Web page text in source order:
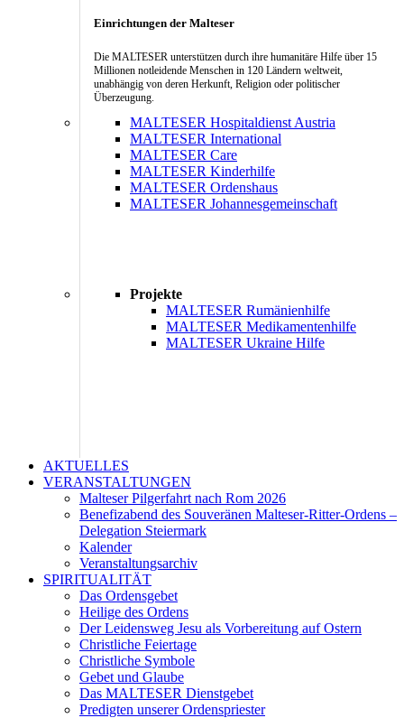
Einrichtungen der Malteser
Die MALTESER unterstützen durch ihre humanitäre Hilfe über 15
Millionen notleidende Menschen in 120 Ländern weltweit,
unabhängig von deren Herkunft, Religion oder politischer
Überzeugung.
MALTESER Hospitaldienst Austria
MALTESER International
MALTESER Care
MALTESER Kinderhilfe
MALTESER Ordenshaus
MALTESER Johannesgemeinschaft
Projekte
MALTESER Rumänienhilfe
MALTESER Medikamentenhilfe
MALTESER Ukraine Hilfe
AKTUELLES
VERANSTALTUNGEN
Malteser Pilgerfahrt nach Rom 2026
Benefizabend des Souveränen Malteser-Ritter-Ordens –
Delegation Steiermark
Kalender
Veranstaltungsarchiv
SPIRITUALITÄT
Das Ordensgebet
Heilige des Ordens
Der Leidensweg Jesu als Vorbereitung auf Ostern
Christliche Feiertage
Christliche Symbole
Gebet und Glaube
Das MALTESER Dienstgebet
Predigten unserer Ordenspriester